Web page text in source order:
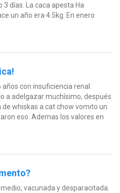
días. La caca apesta Ha
un año era 4.5kg. En enero
con insuficiencia renal
a adelgazar muchísimo, después
whiskas a cat chow vomito un
eso. Ademas los valores en
vacunada y desparacitada.